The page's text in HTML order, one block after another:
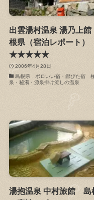
出雲湯村温泉 湯乃上
根県（宿泊レポート）
★★★★★
2006年4月28日
島根県 ボロいい宿・鄙びた宿
泉・秘湯・源泉掛け流しの温泉
湯抱温泉 中村旅館 島